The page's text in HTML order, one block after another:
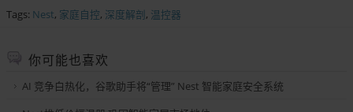
Tags: Nest, 家庭自控, 深度解剖, 温控器
你可能也喜欢
AI 竞争白热化，谷歌助手将“管理” Nest 智能家庭安全系统